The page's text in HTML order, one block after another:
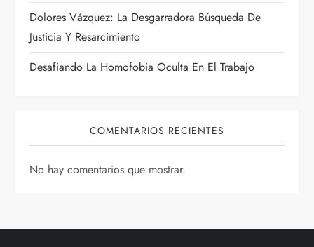
a
d
Dolores Vázquez: La Desgarradora Búsqueda De
Justicia Y Resarcimiento
Desafiando La Homofobia Oculta En El Trabajo
COMENTARIOS RECIENTES
No hay comentarios que mostrar.